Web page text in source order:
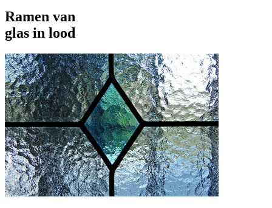
Ramen van
glas in lood